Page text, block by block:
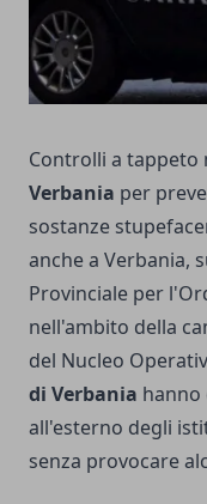
Controlli a tappeto
Verbania per
sostanze
anche a Verbania,
Provinciale per
nell'ambito della
del Nucleo
di Verbania
all'esterno degli
senza provocare